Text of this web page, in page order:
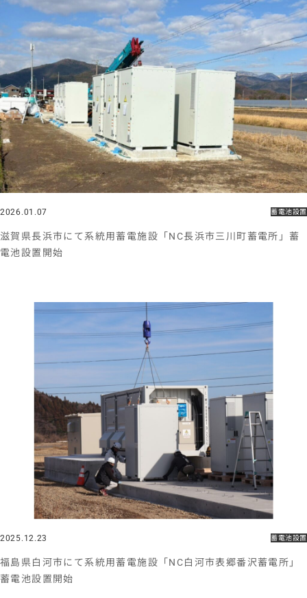
2026.01.07 蓄電池設置
滋賀県長浜市にて系統用蓄電施設「NC長浜市三川町蓄電所」蓄
電池設置開始
2025.12.23 蓄電池設置
福島県白河市にて系統用蓄電施設「NC白河市表郷番沢蓄電所」
蓄電池設置開始